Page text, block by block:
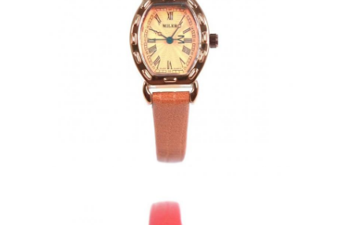
Relógio de fita de silício
Relógio de quartzo
Relógio de quartzo para homens
Relógio Desportivo Digital
Relógio de pulso para crianças